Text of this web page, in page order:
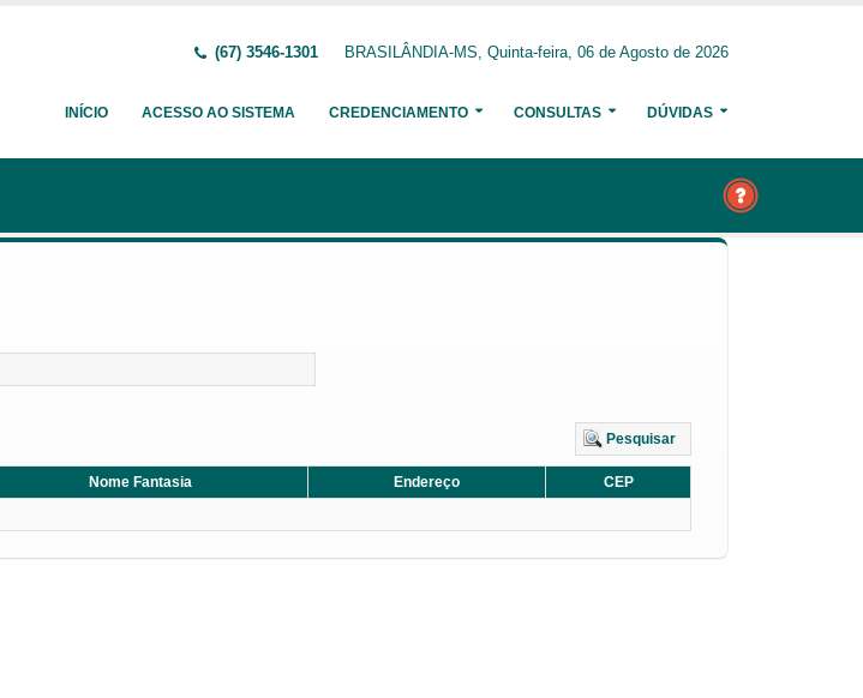
(67) 3546-1301 BRASILÂNDIA-MS, Quinta-feira, 06 de Agosto de 2026
INÍCIO ACESSO AO SISTEMA CREDENCIAMENTO CONSULTAS DÚVIDAS
Pesquisar
Nome Fantasia Endereço
CEP